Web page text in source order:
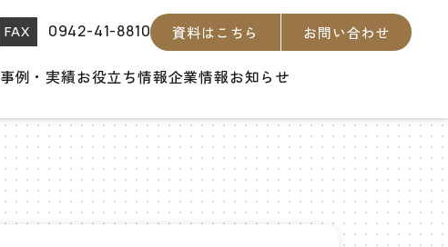
FAX 0942-41-8810 資料はこちら お問い合わせ
事例・実績お役立ち情報企業情報お知らせ